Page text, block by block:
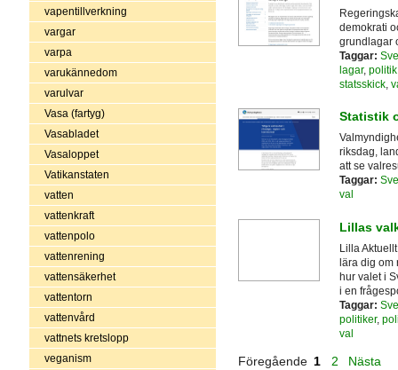
vapentillverkning
vargar
varpa
varukännedom
varulvar
Vasa (fartyg)
Vasabladet
Vasaloppet
Vatikanstaten
vatten
vattenkraft
vattenpolo
vattenrening
vattensäkerhet
vattentorn
vattenvård
vattnets kretslopp
veganism
demokrati
grundlagar
Taggar:
lagar, politik
statsskick,
Statistik
riksdag,
att se
Taggar:
val
Lillas
Lilla
lära dig om
hur valet i
i en
Taggar:
politiker,
val
Föregående 1 2 Nästa